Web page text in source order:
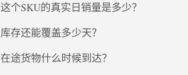
这个SKU的真实日销量是多少？
库存还能覆盖多少天？
在途货物什么时候到达？